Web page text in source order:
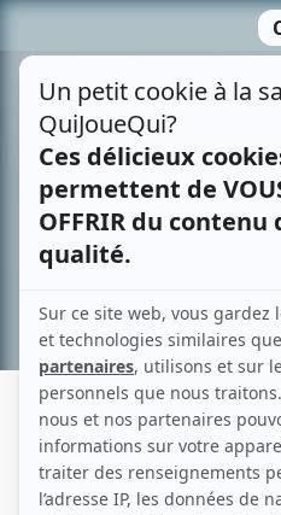
contenu
MARC GÉLINAS
Liens
Fiche de Marc Gélinas sur Showbizz.net